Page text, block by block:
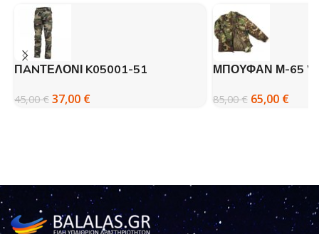
ΠANΤΕΛΟΝΙ K05001-51
AMEΡΙΚΑΝΙΚΗ ΠΑΡΑΛΛΑΓΗ
45,00€ 37,00 €
ΜΠΟΥΦΑΝ Μ-65
85,00€ 65,00 €